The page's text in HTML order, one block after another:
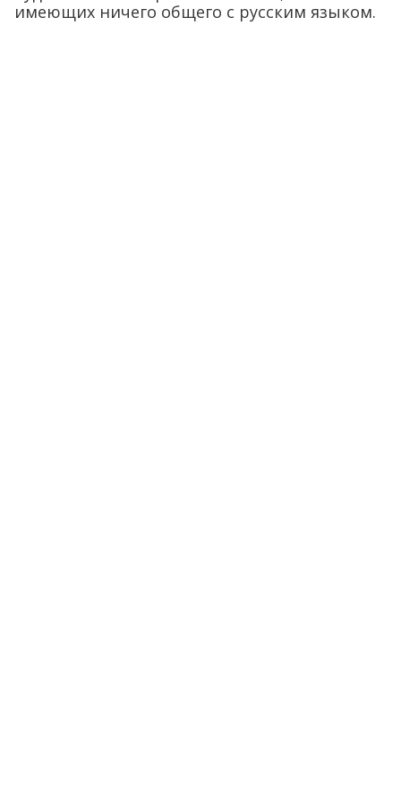
имеющих ничего общего с русским языком.